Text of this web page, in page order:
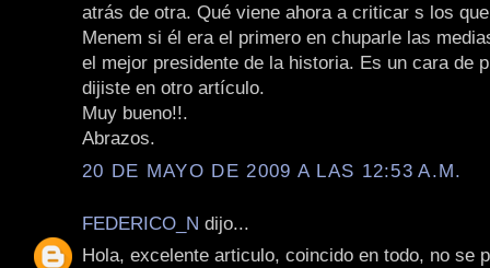
atrás de otra. Qué viene ahora a criticar s los
Menem si él era el primero en chuparle las
el mejor presidente de la historia. Es un cara de
dijiste en otro artículo.
Muy bueno!!.
Abrazos.
20 DE MAYO DE 2009 A LAS 12:53 A.M.
FEDERICO_N dijo...
Hola, excelente articulo, coincido en todo, no se